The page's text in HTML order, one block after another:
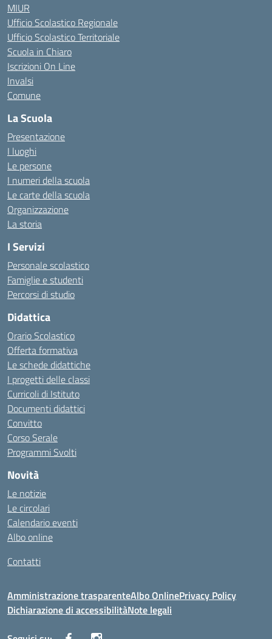
MIUR
Ufficio Scolastico Regionale
Ufficio Scolastico Territoriale
Scuola in Chiaro
Iscrizioni On Line
Invalsi
Comune
La Scuola
Presentazione
I luoghi
Le persone
I numeri della scuola
Le carte della scuola
Organizzazione
La storia
I Servizi
Personale scolastico
Famiglie e studenti
Percorsi di studio
Didattica
Orario Scolastico
Offerta formativa
Le schede didattiche
I progetti delle classi
Curricoli di Istituto
Documenti didattici
Convitto
Corso Serale
Programmi Svolti
Novità
Le notizie
Le circolari
Calendario eventi
Albo online
Contatti
Amministrazione trasparenteAlbo OnlinePrivacy Policy
Dichiarazione di accessibilitàNote legali